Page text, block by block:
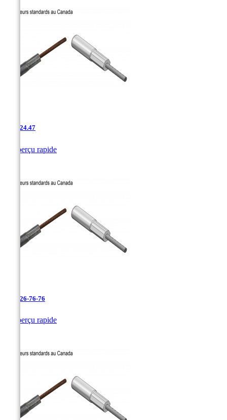
AAC-24.47
Aperçu rapide
AAC-26-76-76
Aperçu rapide